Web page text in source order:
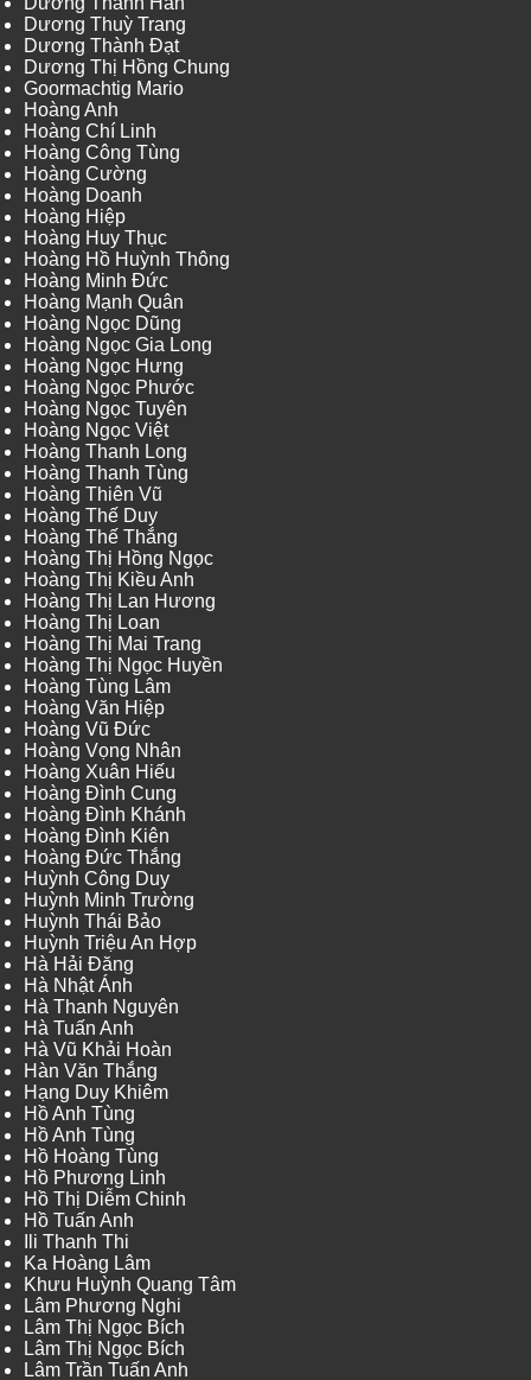
Dương Thuỳ Trang
Dương Thành Đạt
Dương Thị Hồng Chung
Goormachtig Mario
Hoàng Anh
Hoàng Chí Linh
Hoàng Công Tùng
Hoàng Cường
Hoàng Doanh
Hoàng Hiệp
Hoàng Huy Thục
Hoàng Hồ Huỳnh Thông
Hoàng Minh Đức
Hoàng Mạnh Quân
Hoàng Ngọc Dũng
Hoàng Ngọc Gia Long
Hoàng Ngọc Hưng
Hoàng Ngọc Phước
Hoàng Ngọc Tuyên
Hoàng Ngọc Việt
Hoàng Thanh Long
Hoàng Thanh Tùng
Hoàng Thiên Vũ
Hoàng Thế Duy
Hoàng Thế Thắng
Hoàng Thị Hồng Ngọc
Hoàng Thị Kiều Anh
Hoàng Thị Lan Hương
Hoàng Thị Loan
Hoàng Thị Mai Trang
Hoàng Thị Ngọc Huyền
Hoàng Tùng Lâm
Hoàng Văn Hiệp
Hoàng Vũ Đức
Hoàng Vọng Nhân
Hoàng Xuân Hiếu
Hoàng Đình Cung
Hoàng Đình Khánh
Hoàng Đình Kiên
Hoàng Đức Thắng
Huỳnh Công Duy
Huỳnh Minh Trường
Huỳnh Thái Bảo
Huỳnh Triệu An Hợp
Hà Hải Đăng
Hà Nhật Ánh
Hà Thanh Nguyên
Hà Tuấn Anh
Hà Vũ Khải Hoàn
Hàn Văn Thắng
Hạng Duy Khiêm
Hồ Anh Tùng
Hồ Anh Tùng
Hồ Hoàng Tùng
Hồ Phương Linh
Hồ Thị Diễm Chinh
Hồ Tuấn Anh
Ili Thanh Thi
Ka Hoàng Lâm
Khưu Huỳnh Quang Tâm
Lâm Phương Nghi
Lâm Thị Ngọc Bích
Lâm Thị Ngọc Bích
Lâm Trần Tuấn Anh